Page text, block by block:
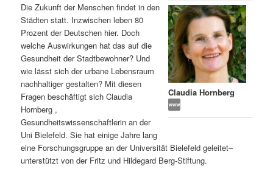
n
h
a
l
t
s
p
n
I
n
h
a
l
t
Claudia Hornberg
Die Zukunft der Menschen findet in den
Städten statt. Inzwischen leben 80
Prozent der Deutschen hier. Doch
welche Auswirkungen hat das auf die
Gesundheit der Stadtbewohner? Und
wie lässt sich der urbane Lebensraum
nachhaltiger gestalten? Mit diesen
Fragen beschäftigt sich Claudia
Hornberg ,
Gesundheitswissenschaftlerin an der
Uni Bielefeld. Sie hat einige Jahre lang
eine Forschungsgruppe an der Universität Bielefeld geleitet–
unterstützt von der Fritz und Hildegard Berg-Stiftung.